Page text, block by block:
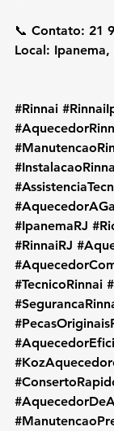
📞 Contato: 21
Local: Ipanema,
#Rinnai
#IpanemaRJ
#RinnaiRJ
#TecnicoRinnai